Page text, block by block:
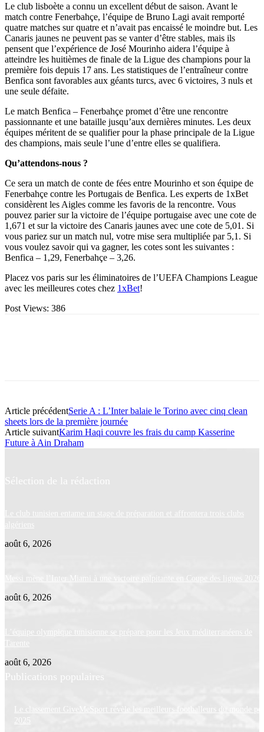
Le club lisboète a connu un excellent début de saison. Avant le
match contre Fenerbahçe, l’équipe de Bruno Lagi avait remporté
quatre matches sur quatre et n’avait pas encaissé le moindre but. Les
Canaris jaunes ne peuvent pas se vanter d’être stables, mais ils
pensent que l’expérience de José Mourinho aidera l’équipe à
atteindre les huitièmes de finale de la Ligue des champions pour la
première fois depuis 17 ans. Les statistiques de l’entraîneur contre
Benfica sont favorables aux géants turcs, avec 6 victoires, 3 nuls et
une seule défaite.
Le match Benfica – Fenerbahçe promet d’être une rencontre
passionnante et une bataille jusqu’aux dernières minutes. Les deux
équipes méritent de se qualifier pour la phase principale de la Ligue
des champions, mais seule l’une d’entre elles se qualifiera.
Qu’attendons-nous ?
Ce sera un match de conte de fées entre Mourinho et son équipe de
Fenerbahçe contre les Portugais de Benfica. Les experts de 1xBet
considèrent les Aigles comme les favoris de la rencontre. Vous
pouvez parier sur la victoire de l’équipe portugaise avec une cote de
1,671 et sur la victoire des Canaris jaunes avec une cote de 5,01. Si
vous pariez sur un match nul, votre mise sera multipliée par 5,1. Si
vous voulez savoir qui va gagner, les cotes sont les suivantes :
Benfica – 1,29, Fenerbahçe – 3,26.
Placez vos paris sur les éliminatoires de l’UEFA Champions League
avec les meilleures cotes chez 1xBet!
Post Views: 386
Article précédentSerie A : L’Inter balaie le Torino avec cinq clean
sheets lors de la première journée
Article suivantKarim Haqi couvre les frais du camp Kasserine
Future à Ain Draham
Sélection de la rédaction
Le club tunisien entame un stage de préparation et affrontera trois clubs
algériens
août 6, 2026
Messi mène l’Inter Miami à une victoire palpitante en Coupe des ligues 2026
août 6, 2026
L’équipe olympique tunisienne se prépare pour les Jeux méditerranéens de
Tarente
août 6, 2026
Publications populaires
Le classement GiveMeSport révèle les meilleurs footballeurs du monde